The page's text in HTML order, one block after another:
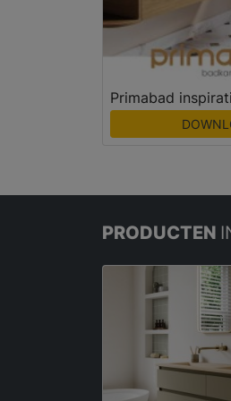
Primabad
PRODUCTEN